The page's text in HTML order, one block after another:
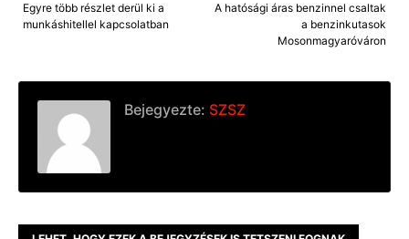
A hatósági áras benzinnel csaltak
a benzinkutasok
Mosonmagyaróváron
Egyre több részlet derül ki a
munkáshitellel kapcsolatban
Bejegyezte: SZSZ